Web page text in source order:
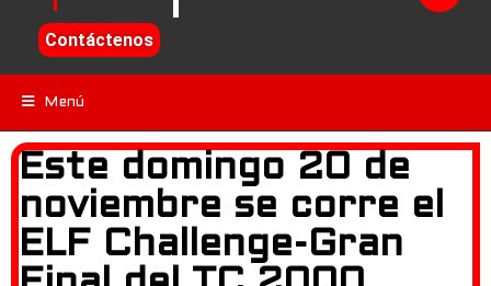
Contáctenos
Menú
Este domingo 20 de
noviembre se corre el
ELF Challenge-Gran